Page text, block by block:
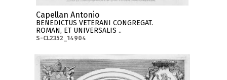
Capellan Antonio
BENEDICTUS VETERANI CONGREGAT.
ROMAN, ET UNIVERSALIS ..
S-CL2352_14904